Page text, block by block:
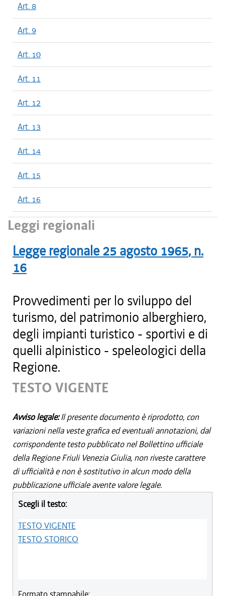
Art. 8
Art. 9
Art. 10
Art. 11
Art. 12
Art. 13
Art. 14
Art. 15
Art. 16
Leggi regionali
Legge regionale 25 agosto 1965, n.
16
Provvedimenti per lo sviluppo del
turismo, del patrimonio alberghiero,
degli impianti turistico - sportivi e di
quelli alpinistico - speleologici della
Regione.
TESTO VIGENTE
Avviso legale:Il presente documento è riprodotto, con
variazioni nella veste grafica ed eventuali annotazioni, dal
corrispondente testo pubblicato nel Bollettino ufficiale
della Regione Friuli Venezia Giulia, non riveste carattere
di ufficialità e non è sostitutivo in alcun modo della
pubblicazione ufficiale avente valore legale.
Scegli il testo:
TESTO VIGENTE
TESTO STORICO